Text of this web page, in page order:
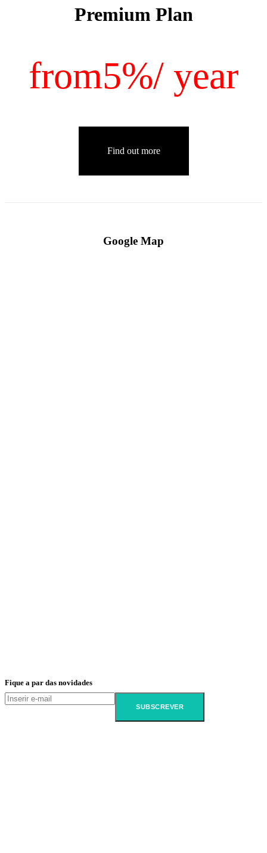
Premium Plan
from5%/ year
Find out more
Google Map
Fique a par das novidades